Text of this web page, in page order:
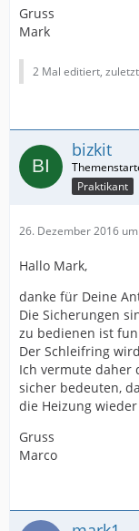
Gruss
Mark
2 Mal editiert,
bizkit
Praktikant
26. Dezember 2016
Hallo Mark,
danke für Deine
Die Sicherungen
zu bedienen ist
Der Schleifring
Ich vermute daher
sicher bedeuten,
die Heizung
Gruss
Marco